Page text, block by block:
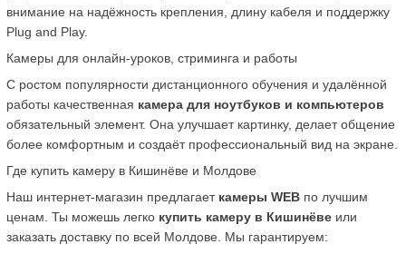
внимание на надёжность крепления, длину кабеля и поддержку
Plug and Play.
Камеры для онлайн-уроков, стриминга и работы
С ростом популярности дистанционного обучения и удалённой
работы качественная камера для ноутбуков и компьютеров
обязательный элемент. Она улучшает картинку, делает общение
более комфортным и создаёт профессиональный вид на экране.
Где купить камеру в Кишинёве и Молдове
Наш интернет-магазин предлагает камеры WEB по лучшим
ценам. Ты можешь легко купить камеру в Кишинёве или
заказать доставку по всей Молдове. Мы гарантируем: